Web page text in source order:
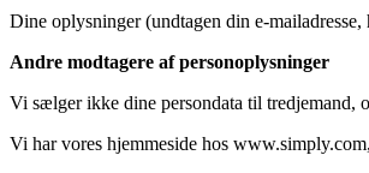
Dine oplysninger (undtagen din e-
Andre modtagere af personoplysninger
Vi sælger ikke dine persondata til tredjemand,
Vi har vores hjemmeside hos